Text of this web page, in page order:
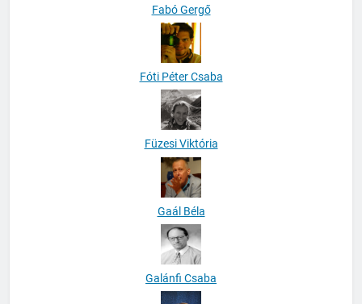
Fabó Gergő
Fóti Péter Csaba
Füzesi Viktória
Gaál Béla
Galánfi Csaba